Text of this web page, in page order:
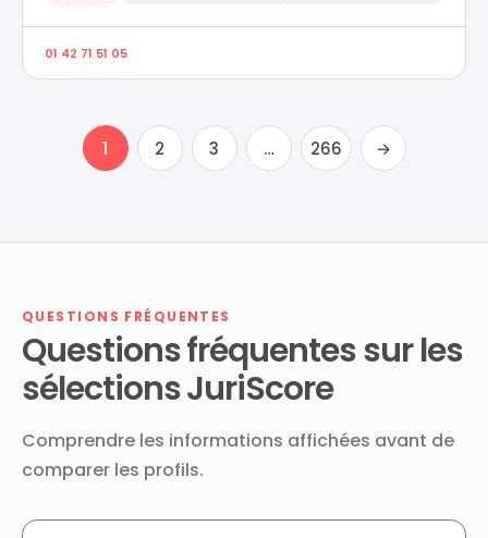
01 42 71 51 05
1 2 3 … 266 →
QUESTIONS FRÉQUENTES
Questions fréquentes sur les
sélections JuriScore
Comprendre les informations affichées avant de
comparer les profils.